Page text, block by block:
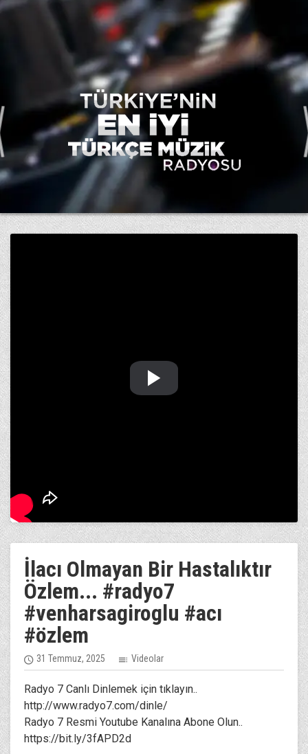
İlacı Olmayan Bir Hastalıktır
Özlem... #radyo7
#venharsagiroglu #acı
#özlem
31 Temmuz, 2025 Videolar
Radyo 7 Canlı Dinlemek için tıklayın..
http://www.radyo7.com/dinle/
Radyo 7 Resmi Youtube Kanalına Abone Olun..
https://bit.ly/3fAPD2d